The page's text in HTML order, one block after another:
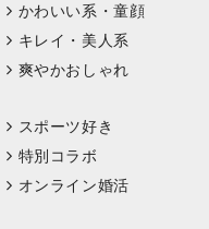
かわいい系・童顔
キレイ・美人系
爽やかおしゃれ
スポーツ好き
特別コラボ
オンライン婚活